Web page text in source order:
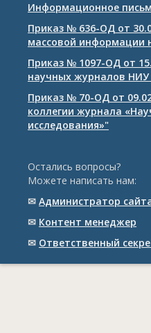
Информационное
Приказ № 636-ОД от
массовой информации
Приказ № 1097-ОД от
научных журналов НИУ
Приказ № 70-ОД от
коллегии журнала
исследования»"
Остались вопросы?
Можете написать нам:
✉ Администратор
✉ Контент менеджер
✉ Ответственный